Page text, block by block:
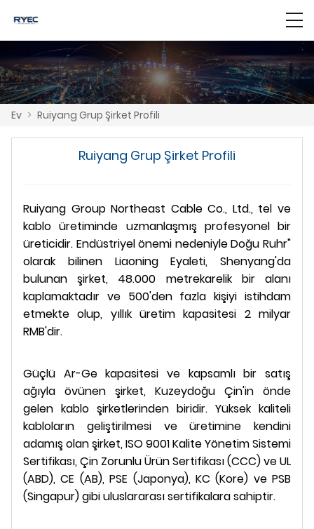
Ev > Ruiyang Grup Şirket Profili
Ruiyang Grup Şirket Profili
Ruiyang Group Northeast Cable Co., Ltd., tel ve
kablo üretiminde uzmanlaşmış profesyonel bir
üreticidir. Endüstriyel önemi nedeniyle Doğu Ruhr"
olarak bilinen Liaoning Eyaleti, Shenyang'da
bulunan şirket, 48.000 metrekarelik bir alanı
kaplamaktadır ve 500'den fazla kişiyi istihdam
etmekte olup, yıllık üretim kapasitesi 2 milyar
RMB'dir.
Güçlü Ar-Ge kapasitesi ve kapsamlı bir satış
ağıyla övünen şirket, Kuzeydoğu Çin'in önde
gelen kablo şirketlerinden biridir. Yüksek kaliteli
kabloların geliştirilmesi ve üretimine kendini
adamış olan şirket, ISO 9001 Kalite Yönetim Sistemi
Sertifikası, Çin Zorunlu Ürün Sertifikası (CCC) ve UL
(ABD), CE (AB), PSE (Japonya), KC (Kore) ve PSB
(Singapur) gibi uluslararası sertifikalara sahiptir.